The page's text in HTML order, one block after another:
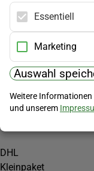
Kundenservice
Widerrufsbelehrung
Versandkosten
PayPal
Vorkasse
Versand
DHL
Kleinpaket
Essentiell
Marketing
Auswahl
Weitere
und unserem